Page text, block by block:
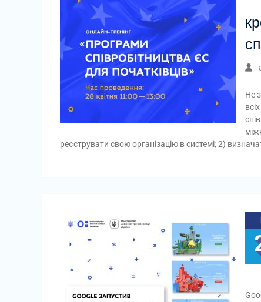
Не
реєструвати свою організацію в системі; 2)